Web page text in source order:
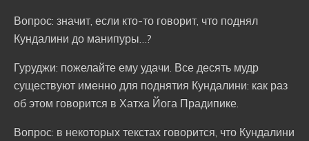
Вопрос: значит, если кто-то говорит, что поднял
Кундалини до манипуры…?
Гуруджи: пожелайте ему удачи. Все десять мудр
существуют именно для поднятия Кундалини: как раз
об этом говорится в Хатха Йога Прадипике.
Вопрос: в некоторых текстах говорится, что Кундалини